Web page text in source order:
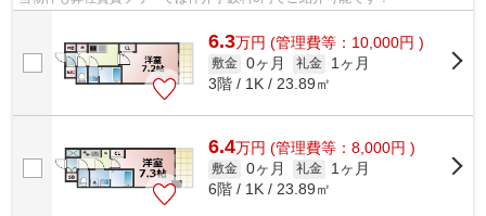
6.3万円 (管理費等：10,000円 )
敷金 0ヶ月 礼金
1ヶ月
3階 / 1K / 23.89㎡
6.4万円 (管理費等：8,000円 )
敷金 0ヶ月 礼金
1ヶ月
6階 / 1K / 23.89㎡